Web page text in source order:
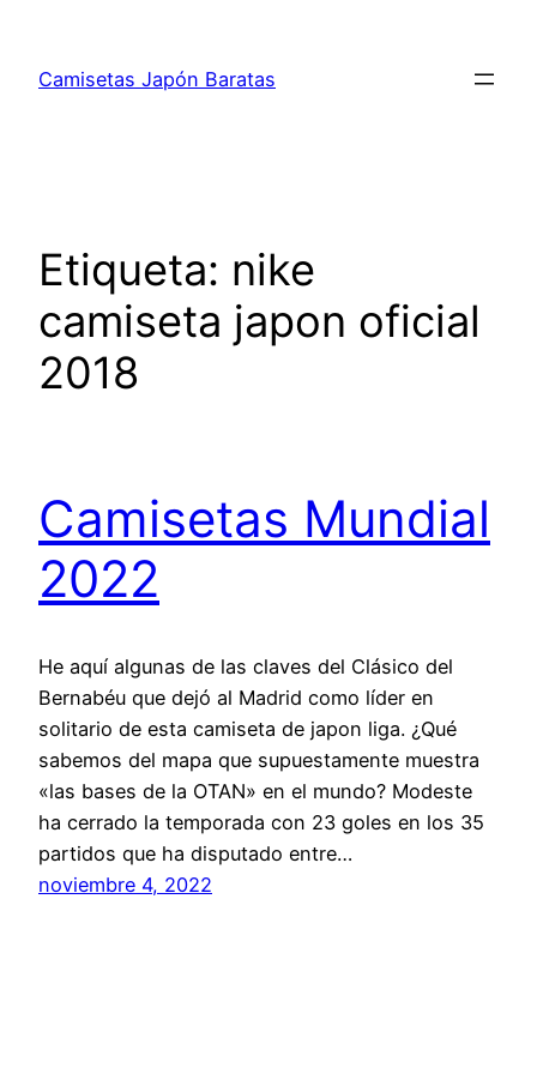
contenido
Camisetas Japón Baratas
Etiqueta: nike
camiseta japon oficial
2018
Camisetas Mundial
2022
He aquí algunas de las claves del Clásico del
Bernabéu que dejó al Madrid como líder en
solitario de esta camiseta de japon liga. ¿Qué
sabemos del mapa que supuestamente muestra
«las bases de la OTAN» en el mundo? Modeste
ha cerrado la temporada con 23 goles en los 35
partidos que ha disputado entre…
noviembre 4, 2022